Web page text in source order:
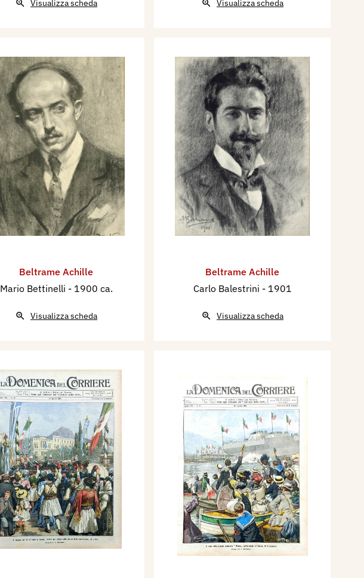
Visualizza scheda Visualizza scheda
Beltrame Achille
Mario Bettinelli - 1900 ca.
Visualizza scheda
Beltrame Achille
Carlo Balestrini - 1901
Visualizza scheda